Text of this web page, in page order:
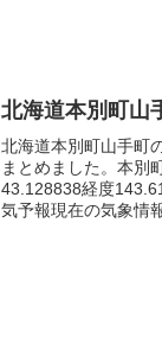
北海道本別町山
北海道本別町山手町
まとめました。本別
43.128838経度
気予報現在の気象情